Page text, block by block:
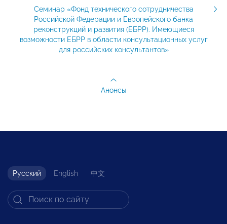
Семинар «Фонд технического сотрудничества
Российской Федерации и Европейского банка
реконструкций и развития (ЕБРР). Имеющиеся
возможности ЕБРР в области консультационных услуг
для российских консультантов»
Анонсы
Русский English 中文